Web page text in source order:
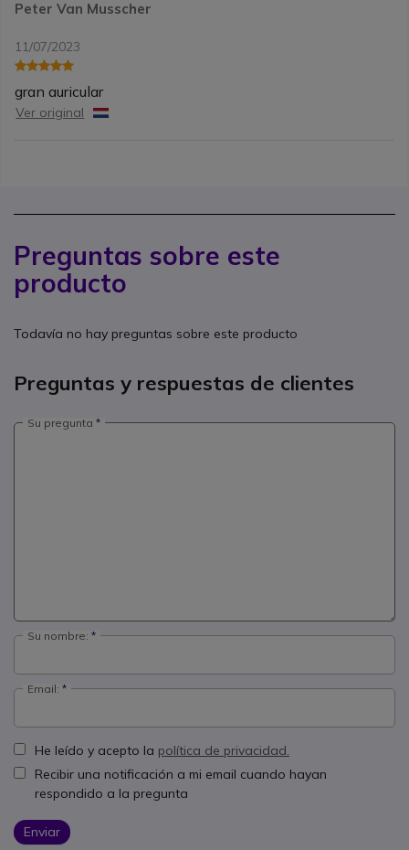
Peter Van Musscher
11/07/2023
gran auricular
Ver original
Preguntas sobre este
producto
Todavía no hay preguntas sobre este producto
Preguntas y respuestas de clientes
Su pregunta
Su nombre:
Email:
He leído y acepto la política de privacidad.
Recibir una notificación a mi email cuando hayan
respondido a la pregunta
Enviar